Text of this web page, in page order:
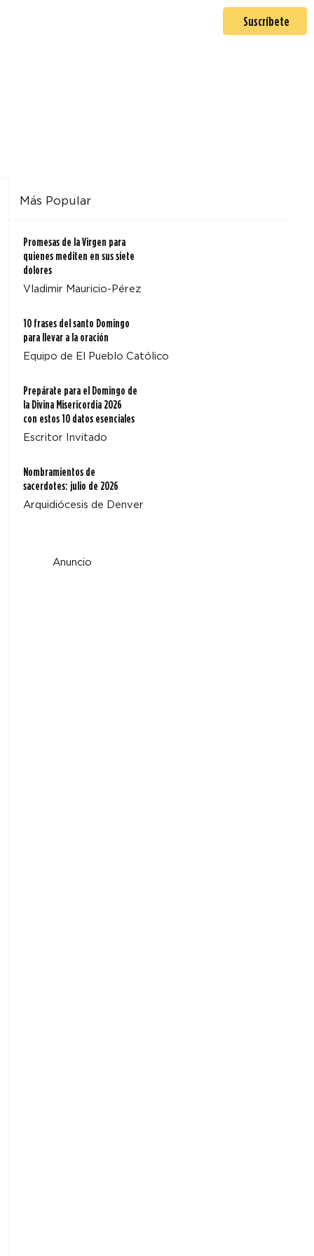
Suscríbete
Más Popular
Promesas de la Virgen para
quienes mediten en sus siete
dolores
Vladimir Mauricio-Pérez
10 frases del santo Domingo
para llevar a la oración
Equipo de El Pueblo Católico
Prepárate para el Domingo de
la Divina Misericordia 2026
con estos 10 datos esenciales
Escritor Invitado
Nombramientos de
sacerdotes: julio de 2026
Arquidiócesis de Denver
Anuncio